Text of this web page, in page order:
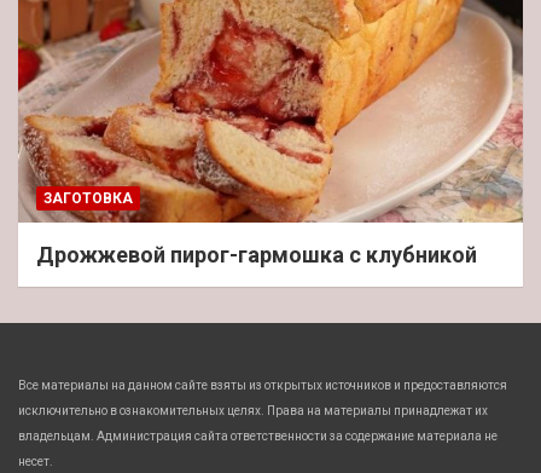
ЗАГОТОВКА
Дрожжевой пирог-гармошка с клубникой
Все материалы на данном сайте взяты из открытых источников и предоставляются
исключительно в ознакомительных целях. Права на материалы принадлежат их
владельцам. Администрация сайта ответственности за содержание материала не
несет.